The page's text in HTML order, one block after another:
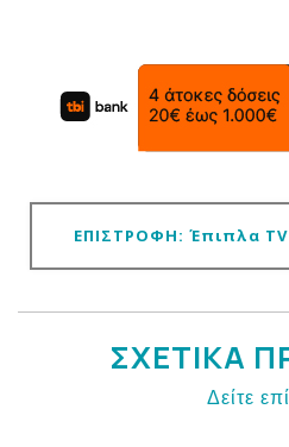
ΕΠΙΣΤΡΟΦΗ: Έπιπλα TV
ΣΧΕΤΙΚΑ
Δείτε